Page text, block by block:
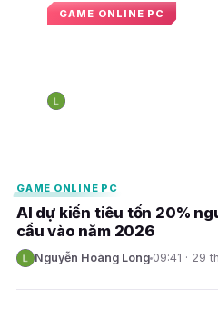
GAME ONLINE PC
N
GAME ONLINE PC
AI dự kiến tiêu tốn 20%
cầu vào năm 2026
N Nguyễn Hoàng Long 09:41 · 29